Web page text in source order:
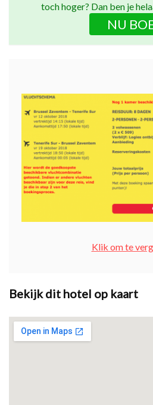
toch hoger? Dan ben je
NU
Klik om te
Bekijk dit hotel op kaart